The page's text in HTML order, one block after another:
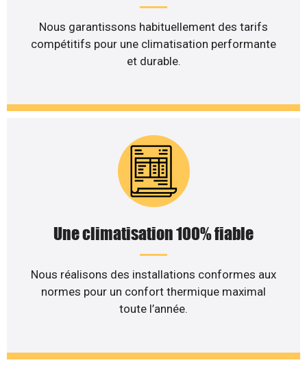
Nous garantissons habituellement des tarifs
compétitifs pour une climatisation performante
et durable.
Une climatisation 100% fiable
Nous réalisons des installations conformes aux
normes pour un confort thermique maximal
toute l’année.